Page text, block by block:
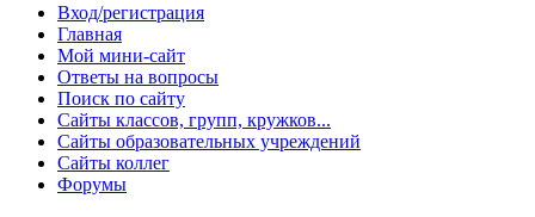
Вход/регистрация
Главная
Мой мини-сайт
Ответы на вопросы
Поиск по сайту
Сайты классов, групп, кружков...
Сайты образовательных учреждений
Сайты коллег
Форумы